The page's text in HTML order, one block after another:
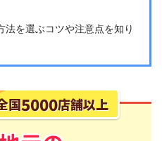
法を選ぶコツや注意点を知り